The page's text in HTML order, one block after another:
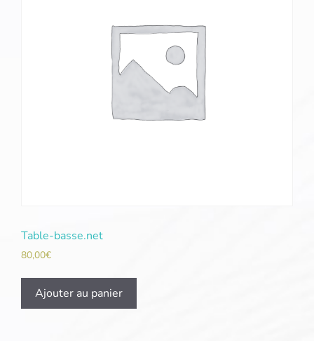
Table-basse.net
80,00€
Ajouter au panier